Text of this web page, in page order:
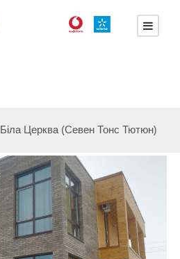
Біла Церква (Севен Тонс Тютюн)